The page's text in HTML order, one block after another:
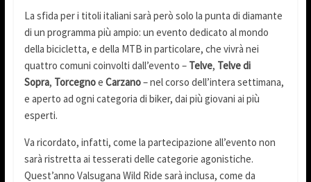
La sfida per i titoli italiani sarà però solo la punta di diamante
di un programma più ampio: un evento dedicato al mondo
della bicicletta, e della MTB in particolare, che vivrà nei
quattro comuni coinvolti dall’evento – Telve, Telve di
Sopra, Torcegnoe Carzano– nel corso dell’intera settimana,
e aperto ad ogni categoria di biker, dai più giovani ai più
esperti.
Va ricordato, infatti, come la partecipazione all’evento non
sarà ristretta ai tesserati delle categorie agonistiche.
Quest’anno Valsugana Wild Ride sarà inclusa, come da